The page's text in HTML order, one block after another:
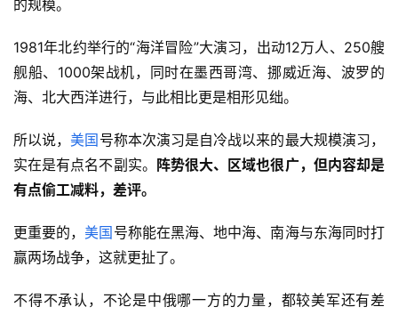
的规模。
1981年北约举行的“海洋冒险”大演习，出动12万人、250艘
舰船、1000架战机，同时在墨西哥湾、挪威近海、波罗的
海、北大西洋进行，与此相比更是相形见绌。
所以说，美国 号称本次演习是自冷战以来的最大规模演习，
实在是有点名不副实。 阵势很大、区域也很广，但内容却是
有点偷工减料，差评。
更重要的，美国 号称能在黑海、地中海、南海与东海同时打
赢两场战争，这就更扯了。
不得不承认，不论是中俄哪一方的力量，都较美军还有差